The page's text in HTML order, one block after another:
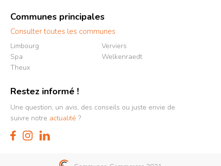
Communes principales
Consulter toutes les communes
Limbourg
Spa
Theux
Verviers
Welkenraedt
Restez informé !
Une question, un avis, des conseils ou juste envie de
suivre notre actualité ?